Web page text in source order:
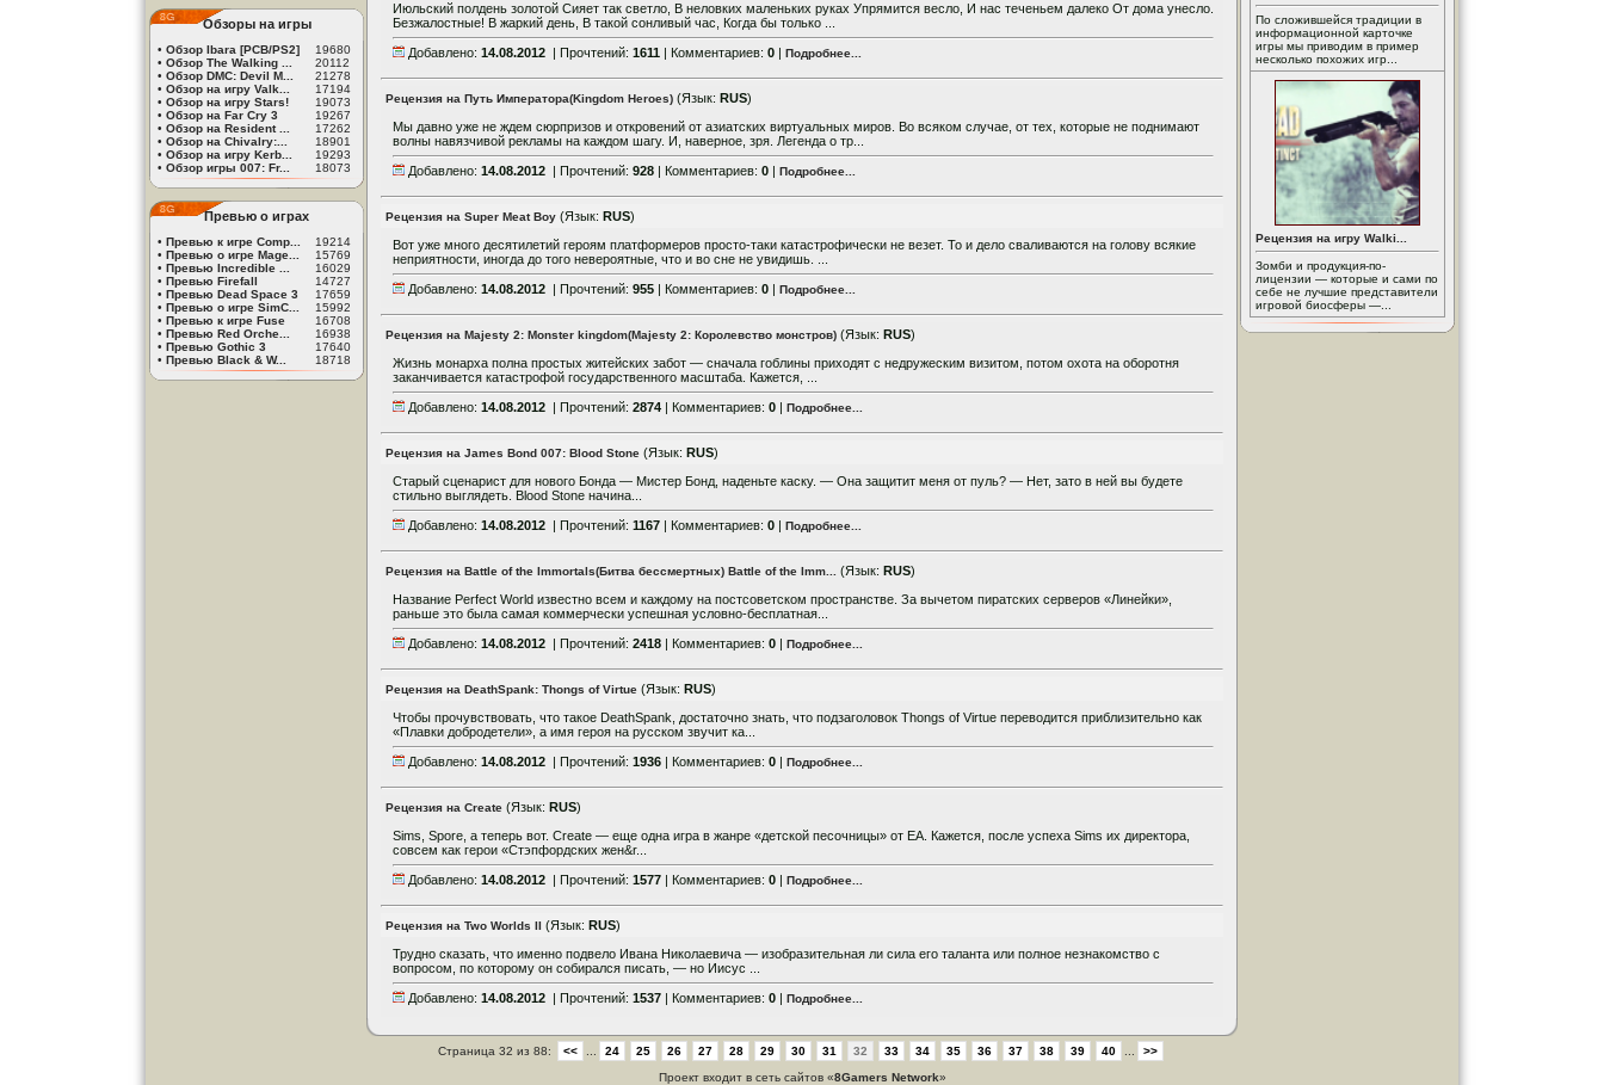
Обзоры на игры
• Обзор Ibara [PCB/PS2]
19680
• Обзор The Walking ...
20112
• Обзор DMC: Devil M...
21278
• Обзор на игру Valk...
17194
• Обзор на игру Stars!
19073
• Обзор на Far Cry 3
19267
• Обзор на Resident ...
17262
• Обзор на Chivalry:...
18901
• Обзор на игру Kerb...
19293
• Обзор игры 007: Fr... 18073
Превью о играх
• Превью к игре Comp...
19214
• Превью о игре Mage...
15769
• Превью Incredible ...
16029
• Превью Firefall
14727
• Превью Dead Space 3
17659
• Превью о игре SimC...
15992
• Превью к игре Fuse
16708
• Превью Red Orche...
16938
• Превью Gothic 3
17640
• Превью Black & W... 18718
Июльский полдень золотой Сияет так светло, В неловких маленьких руках Упрямится весло, И нас теченьем далеко От дома унесло.
Безжалостные! В жаркий день, В такой сонливый час, Когда бы только ...
Добавлено: 14.08.2012 | Прочтений: 1611 | Комментариев: 0 | Подробнее...
Рецензия на Путь Императора(Kingdom Heroes) (Язык: RUS)
Мы давно уже не ждем сюрпризов и откровений от азиатских виртуальных миров. Во всяком случае, от тех, которые не поднимают
волны навязчивой рекламы на каждом шагу. И, наверное, зря. Легенда о тр...
Добавлено: 14.08.2012 | Прочтений: 928 | Комментариев: 0 | Подробнее...
Рецензия на Super Meat Boy (Язык: RUS)
Вот уже много десятилетий героям платформеров просто-таки катастрофически не везет. То и дело сваливаются на голову всякие
неприятности, иногда до того невероятные, что и во сне не увидишь. ...
Добавлено: 14.08.2012 | Прочтений: 955 | Комментариев: 0 | Подробнее...
Рецензия на Majesty 2: Monster kingdom(Majesty 2: Королевство монстров) (Язык: RUS)
Жизнь монарха полна простых житейских забот — сначала гоблины приходят с недружеским визитом, потом охота на оборотня
заканчивается катастрофой государственного масштаба. Кажется, ...
Добавлено: 14.08.2012 | Прочтений: 2874 | Комментариев: 0 | Подробнее...
Рецензия на James Bond 007: Blood Stone (Язык: RUS)
Старый сценарист для нового Бонда — Мистер Бонд, наденьте каску. — Она защитит меня от пуль? — Нет, зато в ней вы будете
стильно выглядеть. Blood Stone начина...
Добавлено: 14.08.2012 | Прочтений: 1167 | Комментариев: 0 | Подробнее...
Рецензия на Battle of the Immortals(Битва бессмертных) Battle of the Imm... (Язык: RUS)
Название Perfect World известно всем и каждому на постсоветском пространстве. За вычетом пиратских серверов «Линейки»,
раньше это была самая коммерчески успешная условно-бесплатная...
Добавлено: 14.08.2012 | Прочтений: 2418 | Комментариев: 0 | Подробнее...
Рецензия на DeathSpank: Thongs of Virtue (Язык: RUS)
Чтобы прочувствовать, что такое DeathSpank, достаточно знать, что подзаголовок Thongs of Virtue переводится приблизительно как
«Плавки добродетели», а имя героя на русском звучит ка...
Добавлено: 14.08.2012 | Прочтений: 1936 | Комментариев: 0 | Подробнее...
Рецензия на Create (Язык: RUS)
Sims, Spore, а теперь вот. Create — еще одна игра в жанре «детской песочницы» от ЕА. Кажется, после успеха Sims их директора,
совсем как герои «Стэпфордских жен&r...
Добавлено: 14.08.2012 | Прочтений: 1577 | Комментариев: 0 | Подробнее...
Рецензия на Two Worlds II (Язык: RUS)
Трудно сказать, что именно подвело Ивана Николаевича — изобразительная ли сила его таланта или полное незнакомство с
вопросом, по которому он собирался писать, — но Иисус ...
Добавлено: 14.08.2012 | Прочтений: 1537 | Комментариев: 0 | Подробнее...
Страница 32 из 88: << 24 25 26 27 28 29 30 31 32 33 34 35 36 37 38 39 40
>>
Проект входит в сеть сайтов «8Gamers Network»
По сложившейся традиции в
информационной карточке
игры мы приводим в пример
несколько похожих игр...
Рецензия на игру Walki...
Зомби и продукция-по-
лицензии — которые и сами по
себе не лучшие представители
игровой биосферы —...